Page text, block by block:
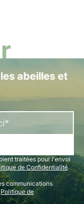
abeilles et
traitées pour l'envoi
de Confidentialité.
communications
Politique de